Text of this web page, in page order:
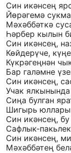
Син икәнсең
Йөрәгемә
Мәхәббәткә
Һәрбер кылын
Син икәнсең,
Көйдерүче,
Күкрәгеңнән
Бар галәмне
Син икәнсең,
Учак
Сиңа булган
Шигырь
Син икәнсең,
Сафлык-
Син икәнсең,
Мәхәббәтең